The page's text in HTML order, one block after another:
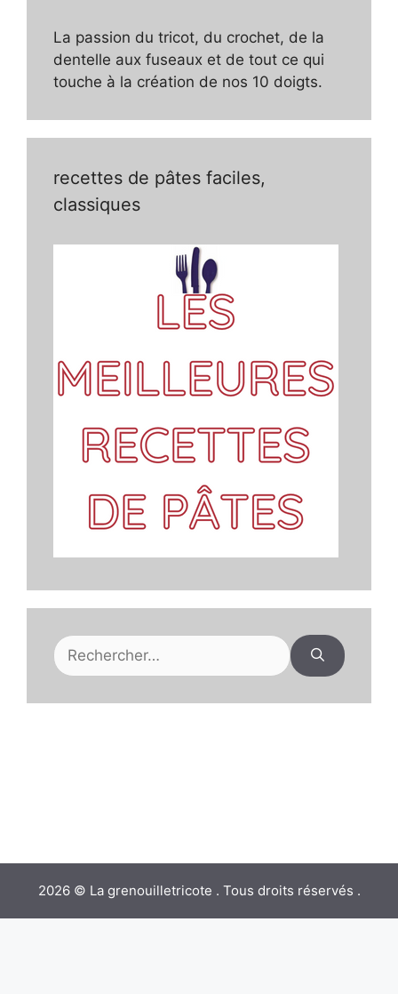
La passion du tricot, du crochet, de la
dentelle aux fuseaux et de tout ce qui
touche à la création de nos 10 doigts.
recettes de pâtes faciles,
classiques
Rechercher :
2026 © La grenouilletricote . Tous droits réservés .